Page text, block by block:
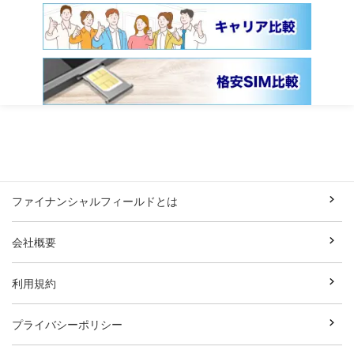
ファイナンシャルフィールドとは
会社概要
利用規約
プライバシーポリシー